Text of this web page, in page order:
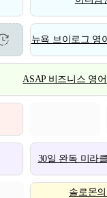
뉴욕 브이로그 영
ASAP 비즈니스 영어
30일 완독 미라
솔로몬